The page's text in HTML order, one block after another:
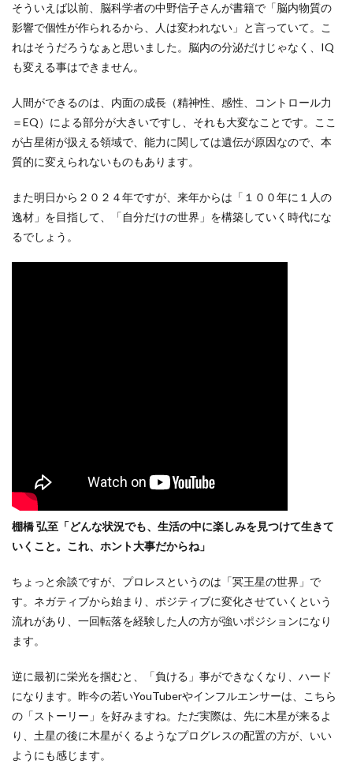
そういえば以前、脳科学者の中野信子さんが書籍で「脳内物質の
影響で個性が作られるから、人は変われない」と言っていて。こ
れはそうだろうなぁと思いました。脳内の分泌だけじゃなく、IQ
も変える事はできません。
人間ができるのは、内面の成長（精神性、感性、コントロール力
＝EQ）による部分が大きいですし、それも大変なことです。ここ
が占星術が扱える領域で、能力に関しては遺伝が原因なので、本
質的に変えられないものもあります。
また明日から２０２４年ですが、来年からは「１００年に１人の
逸材」を目指して、「自分だけの世界」を構築していく時代にな
るでしょう。
棚橋 弘至「どんな状況でも、生活の中に楽しみを見つけて生きて
いくこと。これ、ホント大事だからね」
ちょっと余談ですが、プロレスというのは「冥王星の世界」で
す。ネガティブから始まり、ポジティブに変化させていくという
流れがあり、一回転落を経験した人の方が強いポジションになり
ます。
逆に最初に栄光を掴むと、「負ける」事ができなくなり、ハード
になります。昨今の若いYouTuberやインフルエンサーは、こちら
の「ストーリー」を好みますね。ただ実際は、先に木星が来るよ
り、土星の後に木星がくるようなプログレスの配置の方が、いい
ようにも感じます。